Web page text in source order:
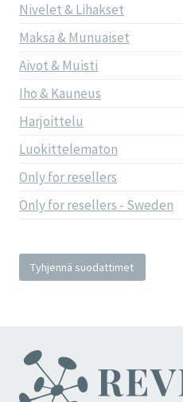
Nivelet & Lihakset
Maksa & Munuaiset
Aivot & Muisti
Iho & Kauneus
Harjoittelu
Luokittelematon
Only for resellers
Only for resellers - Sweden
Tyhjennä suodattimet